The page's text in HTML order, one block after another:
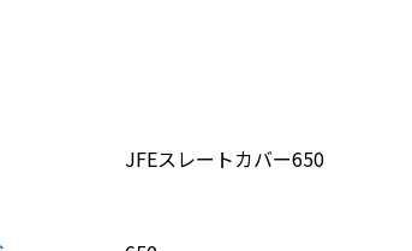
JFEスレートカバー650